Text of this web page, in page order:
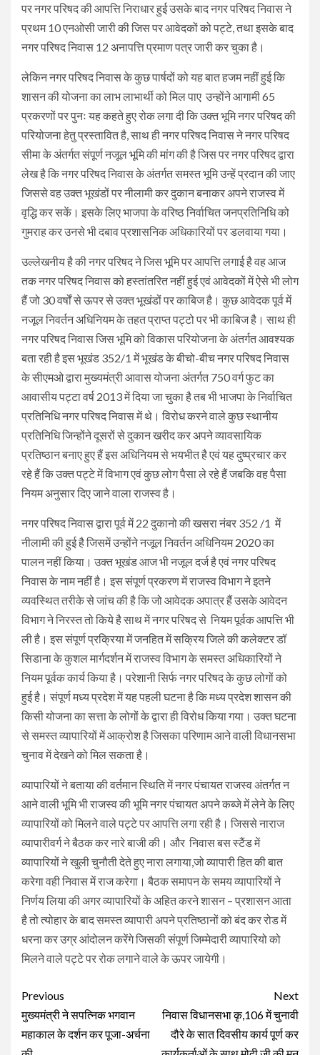
पर नगर परिषद की आपत्ति निराधार हुई उसके बाद नगर परिषद निवास ने
प्रथम 10 एनओसी जारी की जिस पर आवेदकों को पट्टे, तथा इसके बाद
नगर परिषद निवास 12 अनापत्ति प्रमाण पत्र जारी कर चुका है।
लेकिन नगर परिषद निवास के कुछ पार्षदों को यह बात हजम नहीं हुई कि
शासन की योजना का लाभ लाभार्थी को मिल पाए उन्होंने आगामी 65
प्रकरणों पर पुनः यह कहते हुए रोक लगा दी कि उक्त भूमि नगर परिषद की
परियोजना हेतु प्रस्तावित है, साथ ही नगर परिषद निवास ने नगर परिषद
सीमा के अंतर्गत संपूर्ण नजूल भूमि की मांग की है जिस पर नगर परिषद द्वारा
लेख है कि नगर परिषद निवास के अंतर्गत समस्त भूमि उन्हें प्रदान की जाए
जिससे वह उक्त भूखंडों पर नीलामी कर दुकान बनाकर अपने राजस्व में
वृद्धि कर सकें। इसके लिए भाजपा के वरिष्ठ निर्वाचित जनप्रतिनिधि को
गुमराह कर उनसे भी दबाव प्रशासनिक अधिकारियों पर डलवाया गया।
उल्लेखनीय है की नगर परिषद ने जिस भूमि पर आपत्ति लगाई है वह आज
तक नगर परिषद निवास को हस्तांतरित नहीं हुई एवं आवेदकों में ऐसे भी लोग
हैं जो 30 वर्षों से ऊपर से उक्त भूखंडों पर काबिज है। कुछ आवेदक पूर्व में
नजूल निवर्तन अधिनियम के तहत प्राप्त पट्टो पर भी काबिज है। साथ ही
नगर परिषद निवास जिस भूमि को विकास परियोजना के अंतर्गत आवश्यक
बता रही है इस भूखंड 352/1 में भूखंड के बीचो-बीच नगर परिषद निवास
के सीएमओ द्वारा मुख्यमंत्री आवास योजना अंतर्गत 750 वर्ग फुट का
आवासीय पट्टा वर्ष 2013 में दिया जा चुका है तब भी भाजपा के निर्वाचित
प्रतिनिधि नगर परिषद निवास में थे। विरोध करने वाले कुछ स्थानीय
प्रतिनिधि जिन्होंने दूसरों से दुकान खरीद कर अपने व्यावसायिक
प्रतिष्ठान बनाए हुए हैं इस अधिनियम से भयभीत है एवं यह दुष्प्रचार कर
रहे हैं कि उक्त पट्टे में विभाग एवं कुछ लोग पैसा ले रहे हैं जबकि वह पैसा
नियम अनुसार दिए जाने वाला राजस्व है।
नगर परिषद निवास द्वारा पूर्व में 22 दुकानो की खसरा नंबर 352 /1 में
नीलामी की हुई है जिसमें उन्होंने नजूल निवर्तन अधिनियम 2020 का
पालन नहीं किया। उक्त भूखंड आज भी नजूल दर्ज है एवं नगर परिषद
निवास के नाम नहीं है। इस संपूर्ण प्रकरण में राजस्व विभाग ने इतने
व्यवस्थित तरीके से जांच की है कि जो आवेदक अपात्र हैं उसके आवेदन
विभाग ने निरस्त तो किये है साथ में नगर परिषद से नियम पूर्वक आपत्ति भी
ली है। इस संपूर्ण प्रक्रिया में जनहित में सक्रिय जिले की कलेक्टर डॉ
सिडाना के कुशल मार्गदर्शन में राजस्व विभाग के समस्त अधिकारियों ने
नियम पूर्वक कार्य किया है। परेशानी सिर्फ नगर परिषद के कुछ लोगों को
हुई है। संपूर्ण मध्य प्रदेश में यह पहली घटना है कि मध्य प्रदेश शासन की
किसी योजना का सत्ता के लोगों के द्वारा ही विरोध किया गया। उक्त घटना
से समस्त व्यापारियों में आक्रोश है जिसका परिणाम आने वाली विधानसभा
चुनाव में देखने को मिल सकता है।
व्यापारियों ने बताया की वर्तमान स्थिति में नगर पंचायत राजस्व अंतर्गत न
आने वाली भूमि भी राजस्व की भूमि नगर पंचायत अपने कब्जे में लेने के लिए
व्यापारियों को मिलने वाले पट्टे पर आपत्ति लगा रही है। जिससे नाराज
व्यापारीवर्ग ने बैठक कर नारे बाजी की। और निवास बस स्टैंड में
व्यापारियों ने खुली चुनौती देते हुए नारा लगाया,जो व्यापारी हित की बात
करेगा वही निवास में राज करेगा। बैठक समापन के समय व्यापारियों ने
निर्णय लिया की अगर व्यापारियों के अहित करने शासन – प्रशासन आता
है तो त्योहार के बाद समस्त व्यापारी अपने प्रतिष्ठानों को बंद कर रोड में
धरना कर उग्र आंदोलन करेंगे जिसकी संपूर्ण जिम्मेदारी व्यापारियो को
मिलने वाले पट्टे पर रोक लगाने वाले के ऊपर जायेगी।
Continue
Reading
Previous
मुख्यमंत्री ने सपत्निक भगवान
महाकाल के दर्शन कर पूजा-अर्चना
Next
निवास विधानसभा कृ,106 में चुनावी
दौरे के सात दिवसीय कार्य पूर्ण कर